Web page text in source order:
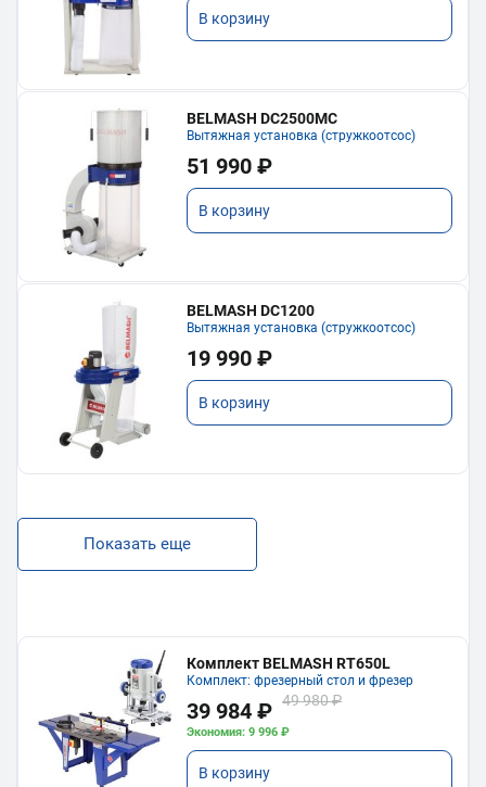
В корзину
BELMASH DC2500MC
Вытяжная установка (стружкоотсос)
51 990 ₽
В корзину
BELMASH DC1200
Вытяжная установка (стружкоотсос)
19 990 ₽
В корзину
Показать еще
Комплект BELMASH RT650L
Комплект: фрезерный стол и фрезер
39 984 ₽ 49 980 ₽
Экономия: 9 996 ₽
В корзину